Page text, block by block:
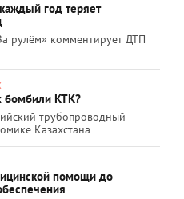
год теряет
рулём» комментирует ДТП
бомбили КТК?
трубопроводный
Казахстана
помощи до